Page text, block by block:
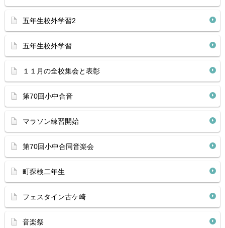
五年生校外学習2
五年生校外学習
１１月の全校集会と表彰
第70回小中合音
マラソン練習開始
第70回小中合同音楽会
町探検二年生
フェスタイン古ケ崎
音楽祭